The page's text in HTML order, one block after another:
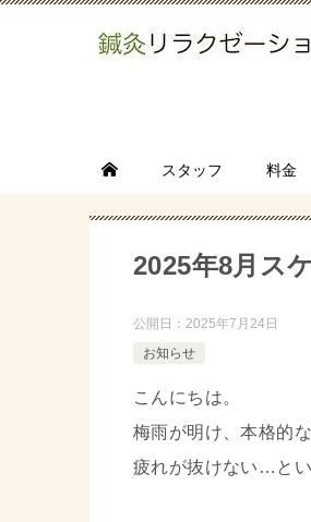
スタッフ 料金
2025年8月ス
公開日： 2025年7月24日
お知らせ
こんにちは。
梅雨が明け、本格的
疲れが抜けない…とい